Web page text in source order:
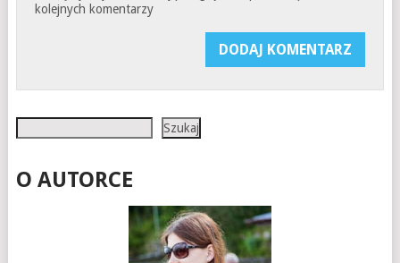
kolejnych komentarzy
Szukaj
O AUTORCE